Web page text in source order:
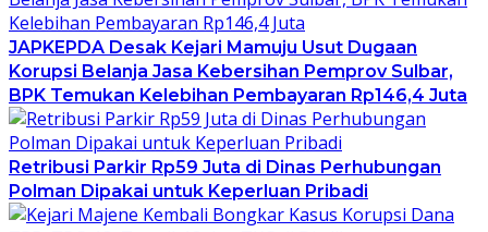
JAPKEPDA Desak Kejari Mamuju Usut Dugaan
Korupsi Belanja Jasa Kebersihan Pemprov Sulbar,
BPK Temukan Kelebihan Pembayaran Rp146,4 Juta
Retribusi Parkir Rp59 Juta di Dinas Perhubungan
Polman Dipakai untuk Keperluan Pribadi